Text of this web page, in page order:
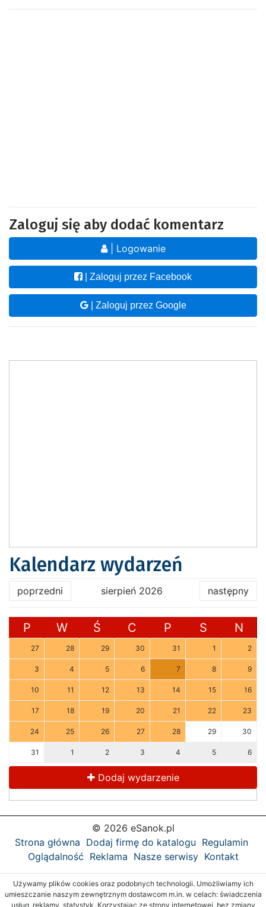
Zaloguj się aby dodać komentarz
| Logowanie
| Zaloguj przez Facebook
| Zaloguj przez Google
Kalendarz wydarzeń
poprzedni sierpień 2026 następny
P W Ś C P S N
27 28 29 30 31 1 2
3 4 5 6 7 8 9
10 11 12 13 14 15 16
17 18 19 20 21 22 23
24 25 26 27 28 29 30
31 1 2 3 4 5 6
Dodaj wydarzenie
© 2026 eSanok.pl
Strona główna Dodaj firmę do katalogu Regulamin
Oglądalność Reklama Nasze serwisy Kontakt
Używamy plików cookies oraz podobnych technologii. Umożliwiamy ich
umieszczanie naszym zewnętrznym dostawcom m.in. w celach: świadczenia
usług, reklamy, statystyk. Korzystając ze strony internetowej, bez zmiany